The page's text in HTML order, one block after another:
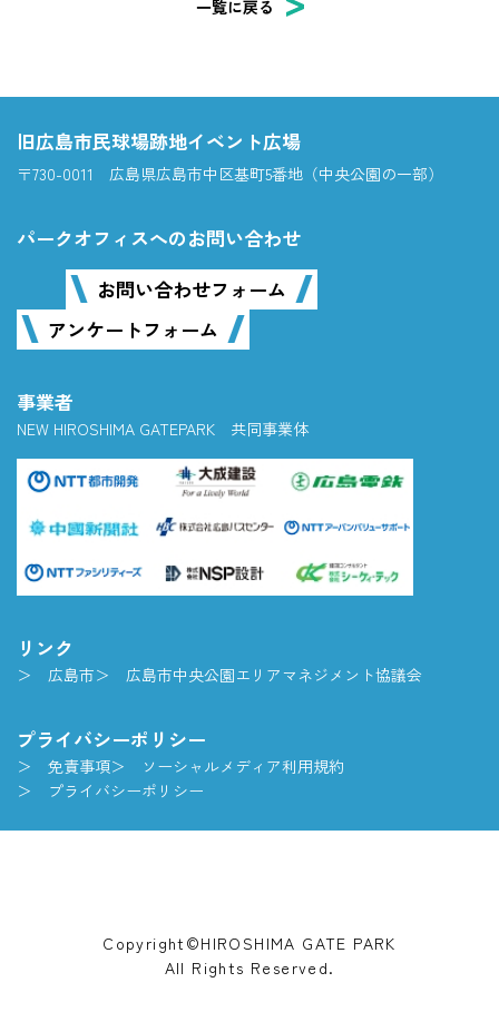
一覧に戻る
旧広島市民球場跡地イベント広場
〒730-0011 広島県広島市中区基町5番地（中央公園の一部）
パークオフィスへのお問い合わせ
お問い合わせフォーム
アンケートフォーム
事業者
NEW HIROSHIMA GATEPARK 共同事業体
リンク
広島市 広島市中央公園エリアマネジメント協議会
プライバシーポリシー
免責事項
ソーシャルメディア利用規約
プライバシーポリシー
Copyright©HIROSHIMA GATE PARK
All Rights Reserved.